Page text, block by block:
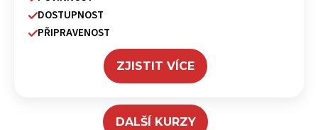
DOSTUPNOST
PŘIPRAVENOST
ZJISTIT VÍCE
DALŠÍ KURZY